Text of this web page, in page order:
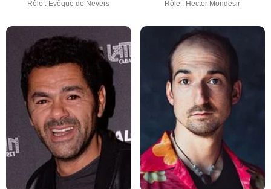
Rôle : Evêque de Nevers Rôle : Hector Mondesir